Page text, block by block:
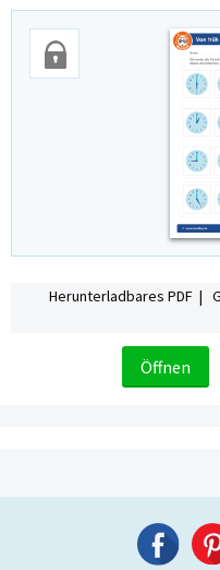
Herunterladbares PDF |
Öffnen